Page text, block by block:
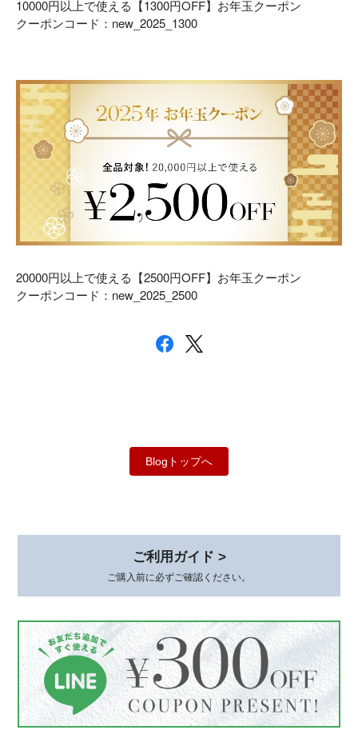
10000円以上で使える【1300円OFF】 お年玉クーポン
クーポンコード：new_2025_1300
20000円以上で使える【2500円OFF】 お年玉クーポン
クーポンコード：new_2025_2500
Blogトップへ
ご利用ガイド >
ご購入前に必ずご確認ください。